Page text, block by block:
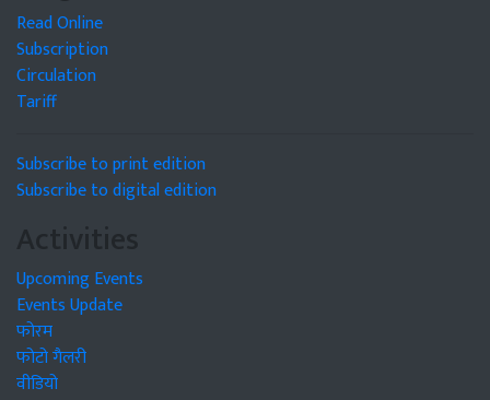
Read Online
Subscription
Circulation
Tariff
Subscribe to print edition
Subscribe to digital edition
Activities
Upcoming Events
Events Update
फोरम
फोटो गैलरी
वीडियो